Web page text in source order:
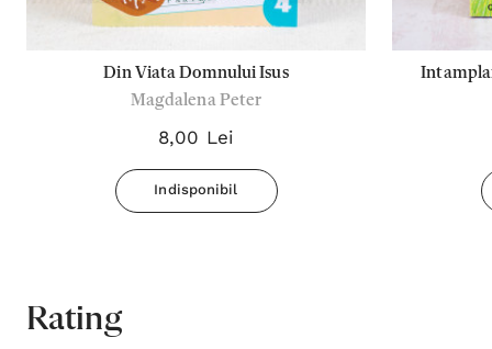
Din Viata Domnului Isus
Magdalena Peter
8,00 Lei
Indisponibil
Rating